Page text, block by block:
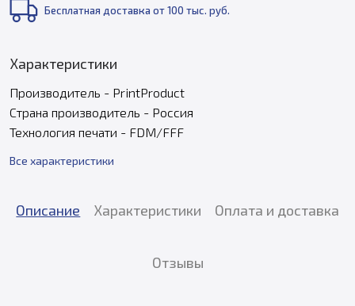
Бесплатная доставка от 100 тыс. руб.
Характеристики
Производитель - PrintProduct
Страна производитель - Россия
Технология печати - FDM/FFF
Все характеристики
Описание Характеристики Оплата и доставка
Отзывы